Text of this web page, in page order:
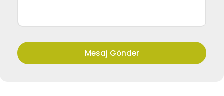
Mesaj Gönder